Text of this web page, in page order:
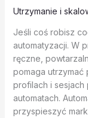
Utrzymanie i
Jeśli coś robisz
automatyzacji. W
ręczne,
pomaga utrzymać
profilach i
automatach.
przyspieszyć